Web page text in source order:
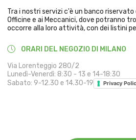
Tra i nostri servizi c'è un banco
Officine e ai Meccanici, dove potranno
occorre alla loro attività, con dei listini
ORARI DEL NEGOZIO DI MILANO
Via Lorenteggio 280/2
Lunedì-Venerdì: 8:30 - 13 e 14-18:30
Sabato: 9-12.30 e 14.30-19
Privacy